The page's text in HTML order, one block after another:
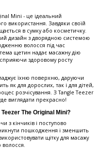
Mini - це ідеальний
використання. Завдяки своїй
в сумку або косметичку.
дизайн з дворядною системою
волосся під час
щетин надає масажну дію
здоровому росту
їхню поверхню, даруючи
як для дорослих, так і для дітей,
розчісування. З Tangle Teezer
виглядати прекрасно!
Teezer The Original Mini?
з кінчиків і поступово
пошкодження і зменшить
щітку для масажу
волосся.